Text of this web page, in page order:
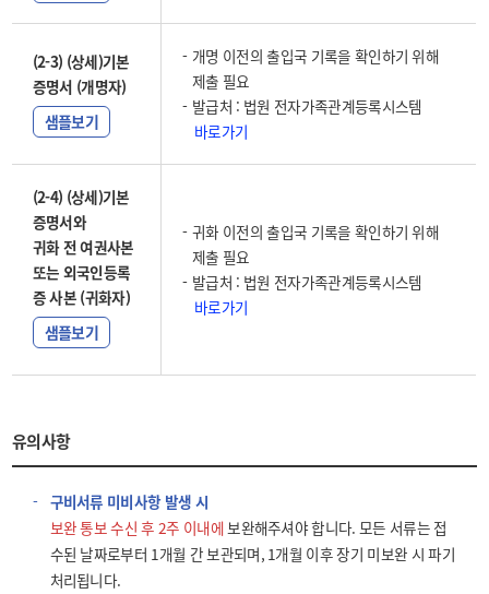
(2-3) (상세)기본
증명서 (개명자)
샘플보기
개명 이전의 출입국 기록을 확인하기 위해
제출 필요
발급처 : 법원 전자가족관계등록시스템
바로가기
(2-4) (상세)기본
증명서와
귀화 전 여권사본
또는 외국인등록
증 사본 (귀화자)
샘플보기
귀화 이전의 출입국 기록을 확인하기 위해
제출 필요
발급처 : 법원 전자가족관계등록시스템
바로가기
유의사항
구비서류 미비사항 발생 시
보완 통보 수신 후 2주 이내에보완해주셔야 합니다. 모든 서류는 접
수된 날짜로부터 1개월 간 보관되며, 1개월 이후 장기 미보완 시 파기
처리됩니다.